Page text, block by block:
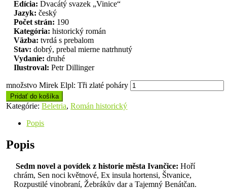
Edícia: Dvacátý svazek „Vinice“
Jazyk: český
Počet strán: 190
Kategória: historický román
Väzba: tvrdá s prebalom
Stav: dobrý, prebal mierne natrhnutý
Vydanie: druhé
Ilustroval: Petr Dillinger
množstvo Mirek Elpl: Tři zlaté poháry
Pridať do košíka
Kategórie:Beletria,Román historický
Popis
Popis
Sedm novel a povídek z historie města Ivančice: Hoří
chrám, Sen noci květnové, Ex insula hortensi, Štvanice,
Rozpustilé vinobraní, Žebrákův dar a Tajemný Benátčan.